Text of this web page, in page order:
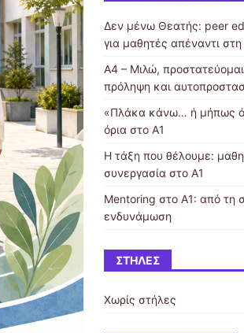
Δεν μένω Θεατής: peer
για μαθητές απέναντι στη
Α4 – Μιλώ,
πρόληψη και
«Πλάκα κάνω… ή μήπως
όρια στο Α1
Η τάξη που θέλουμε:
συνεργασία στο Α1
Mentoring στο Α1: από τη
ενδυνάμωση
ΣΤΉΛΕΣ
Χωρίς στήλες